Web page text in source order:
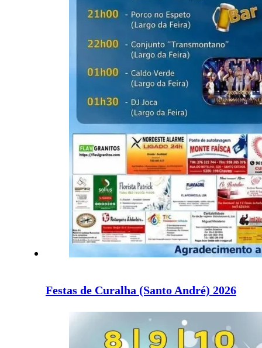
Festas de Curalha (Santo André) 2026